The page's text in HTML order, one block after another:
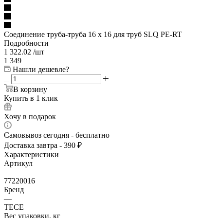
Соединение труба-труба 16 х 16 для труб SLQ PE-RT
Подробности
1 322.02 /шт
1 349
Нашли дешевле?
В корзину
Купить в 1 клик
Хочу в подарок
Самовывоз сегодня - бесплатно
Доставка завтра - 390 ₽
Характеристики
Артикул
—
77220016
Бренд
—
TECE
Вес упаковки, кг